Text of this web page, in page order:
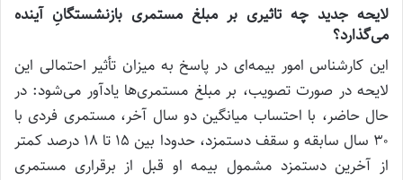
لایحه جدید چه تاثیری بر مبلغ مستمری‌ بازنشستگانِ آینده
می‌گذارد؟
این کارشناس امور بیمه‌ای در پاسخ به میزان تأثیر احتمالی این
لایحه در صورت تصویب، بر مبلغ مستمری‌ها یادآور می‌شود: در
حال حاضر، با احتساب میانگین دو سال آخر، مستمری فردی با
۳۰ سال سابقه و سقف دستمزد، حدودا بین ۱۵ تا ۱۸ درصد کمتر
از آخرین دستمزد مشمول بیمه او قبل از برقراری مستمری